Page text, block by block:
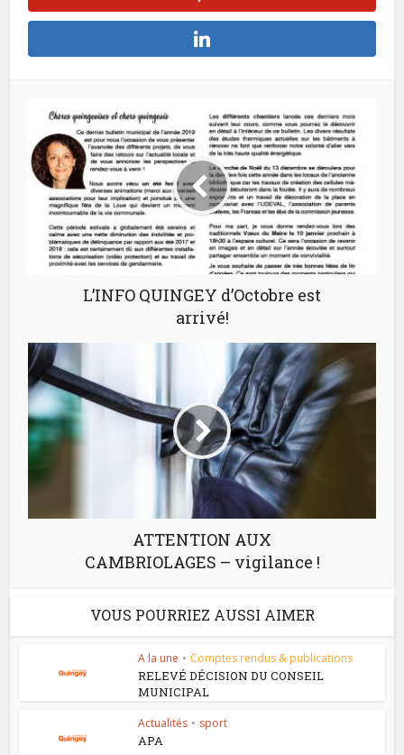
L’INFO QUINGEY d’Octobre est
arrivé!
ATTENTION AUX
CAMBRIOLAGES – vigilance !
VOUS POURRIEZ AUSSI AIMER
A la une • Comptes rendus & publications
RELEVÉ DÉCISION DU CONSEIL
MUNICIPAL
Actualités • sport
APA